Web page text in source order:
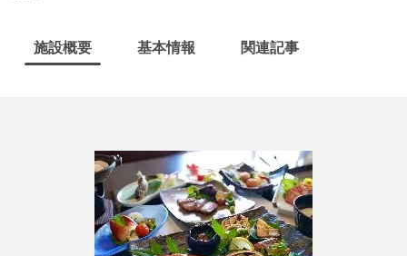
施設概要 基本情報 関連記事